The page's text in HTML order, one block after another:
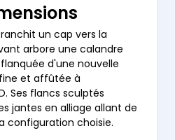
un cap vers la
arbore une calandre
d'une nouvelle
et affûtée à
Ses flancs sculptés
jantes en alliage allant de
configuration choisie.